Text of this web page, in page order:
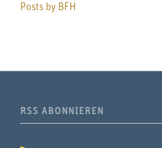
Posts by BFH
RSS ABONNIEREN